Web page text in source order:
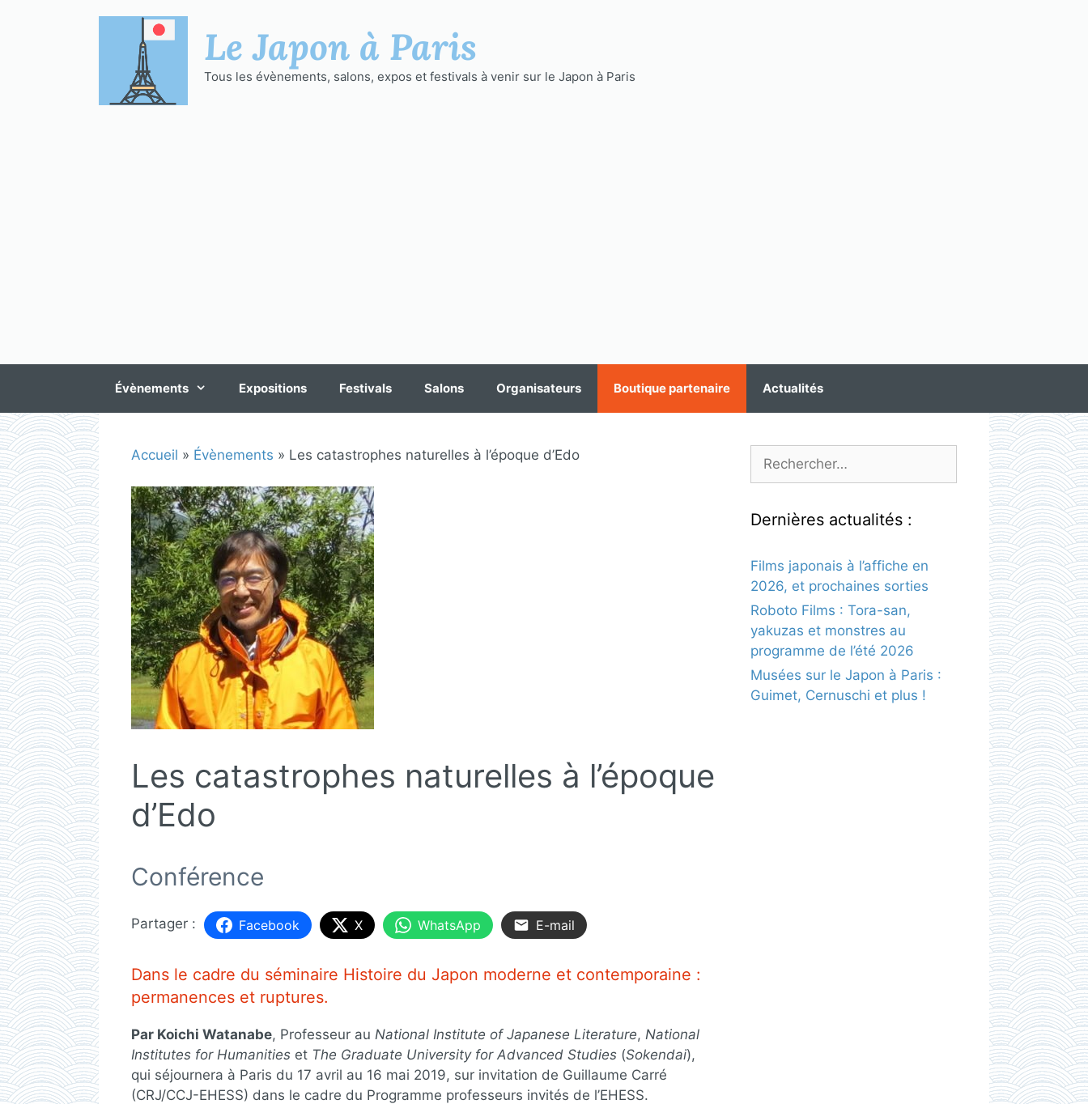
Le Japon à Paris
Tous les évènements, salons, expos et festivals à venir sur le Japon à Paris
Évènements Expositions Festivals Salons Organisateurs Boutique partenaire Actualités
Accueil » Évènements » Les catastrophes naturelles à l’époque d’Edo
Les catastrophes naturelles à l’époque
d’Edo
Conférence
Facebook X WhatsApp E-mail
Dans le cadre du séminaire Histoire du Japon moderne et contemporaine :
permanences et ruptures.
Par Koichi Watanabe, Professeur au National Institute of Japanese Literature, National
Institutes for Humanities et The Graduate University for Advanced Studies (Sokendai),
qui séjournera à Paris du 17 avril au 16 mai 2019, sur invitation de Guillaume Carré
(CRJ/CCJ-EHESS) dans le cadre du Programme professeurs invités de l’EHESS.
Rechercher :
Dernières actualités :
Films japonais à l’affiche en
2026, et prochaines sorties
Roboto Films : Tora-san,
yakuzas et monstres au
programme de l’été 2026
Musées sur le Japon à Paris :
Guimet, Cernuschi et plus !